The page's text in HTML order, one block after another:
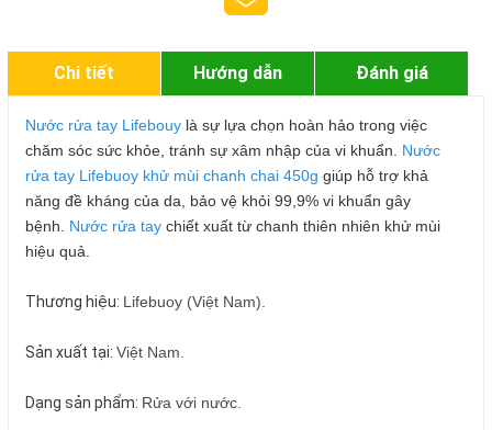
Chi tiết Hướng dẫn Đánh giá
Nước rửa tay Lifebouy là sự lựa chọn hoàn hảo trong việc
chăm sóc sức khỏe, tránh sự xâm nhập của vi khuẩn. Nước
rửa tay Lifebuoy khử mùi chanh chai 450g giúp hỗ trợ khả
năng đề kháng của da, bảo vệ khỏi 99,9% vi khuẩn gây
bệnh. Nước rửa tay chiết xuất từ chanh thiên nhiên khử mùi
hiệu quả.
Thương hiệu: Lifebuoy (Việt Nam).
Sản xuất tại: Việt Nam.
Dạng sản phẩm: Rửa với nước.